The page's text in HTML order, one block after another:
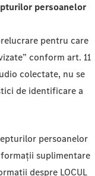
persoanelor
pentru care
conform art. 11
colectate, nu se
de identificare a
persoanelor
suplimentare
despre LOCUL